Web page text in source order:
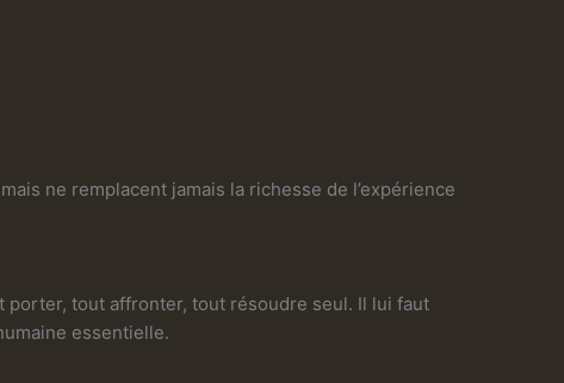
ne remplacent jamais la richesse de l’expérience
tout affronter, tout résoudre seul. Il lui faut
essentielle.